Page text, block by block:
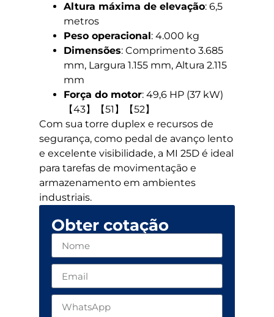
Altura máxima de elevação: 6,5
metros
Peso operacional: 4.000 kg
Dimensões: Comprimento 3.685
mm, Largura 1.155 mm, Altura 2.115
mm
Força do motor: 49,6 HP (37 kW)
【43】【51】【52】
Com sua torre duplex e recursos de
segurança, como pedal de avanço lento
e excelente visibilidade, a MI 25D é ideal
para tarefas de movimentação e
armazenamento em ambientes
industriais.
Obter cotação